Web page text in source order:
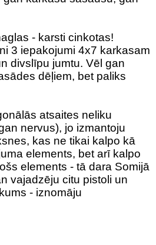
- karsti cinkotas!
3 iepakojumi 4x7 karkasam
divslīpu jumtu. Vēl gan
dēļiem, bet paliks
atsaites neliku
nervus), jo izmantoju
kas ne tikai kalpo kā
elements, bet arī kalpo
elements - tā dara Somijā
vajadzēju citu pistoli un
- iznomāju